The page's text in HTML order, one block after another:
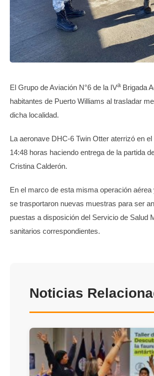
El Grupo de Aviación N°6 de la IVaBrigada
habitantes de Puerto Williams al trasladar
dicha localidad.
La aeronave DHC-6 Twin Otter aterrizó en
14:48 horas haciendo entrega de la partida
Cristina Calderón.
En el marco de esta misma operación
se trasportaron nuevas muestras para ser
puestas a disposición del Servicio de Salud
sanitarios correspondientes.
Noticias